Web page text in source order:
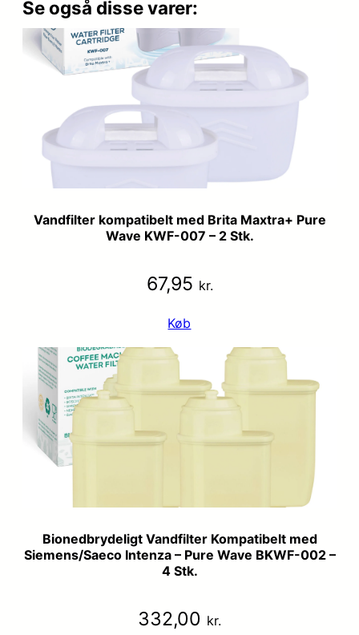
Se også disse varer:
Vandfilter kompatibelt med Brita Maxtra+ Pure
Wave KWF-007 – 2 Stk.
67,95 kr.
Køb
Bionedbrydeligt Vandfilter Kompatibelt med
Siemens/Saeco Intenza – Pure Wave BKWF-002 –
4 Stk.
332,00 kr.